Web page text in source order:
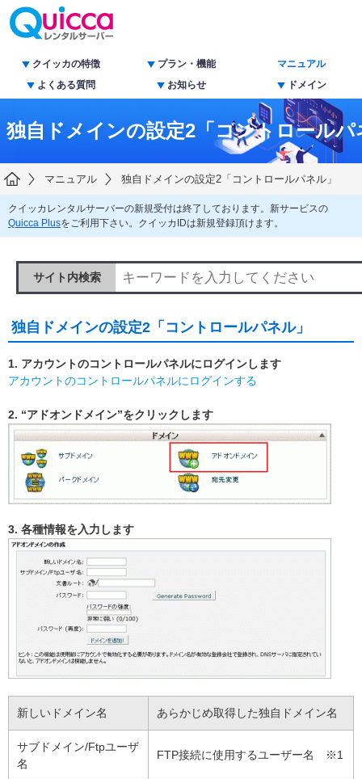
クイッカの特徴 プラン・機能
マニュアル
よくある質問
お知らせ ドメイン
独自ドメインの設定2「コントロールパ
マニュアル 独自ドメインの設定2「コントロールパネル」
クイッカレンタルサーバーの新規受付は終了しております。新サービスの
Quicca Plusをご利用下さい。クイッカIDは新規登録頂けます。
サイト内検索
独自ドメインの設定2「コントロールパネル」
1. アカウントのコントロールパネルにログインします
アカウントのコントロールパネルにログインする
2. “アドオンドメイン”をクリックします
3. 各種情報を入力します
新しいドメイン名 あらかじめ取得した独自ドメイン名
サブドメイン/Ftpユーザ
名
FTP接続に使用するユーザー名 ※1